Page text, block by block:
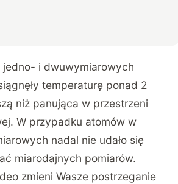
jedno- i dwuwymiarowych
temperaturę ponad 2
niż panująca w przestrzeni
W przypadku atomów w
nadal nie udało się
miarodajnych pomiarów.
zmieni Wasze postrzeganie